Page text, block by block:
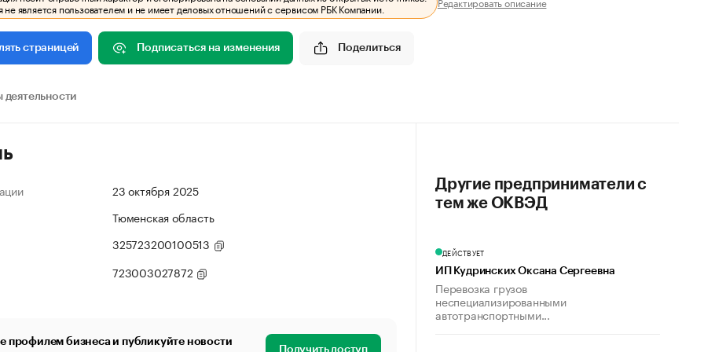
не является пользователем и не имеет деловых отношений с сервисом РБК Компании.
страницей Подписаться на изменения Поделиться
деятельности
23 октября 2025
Тюменская область
325723200100513
723003027872
профилем бизнеса и публикуйте новости
Получить доступ
Другие предприниматели с
тем же ОКВЭД
ДЕЙСТВУЕТ
ИП Кудринских Оксана Сергеевна
Перевозка грузов
неспециализированными
автотранспортными...